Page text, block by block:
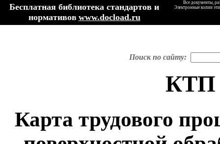
Бесплатная библиотека стандартов и
нормативов www.docload.ru
Все документы,
Электронные копии
Поиск по сайту:
КТП
Карта трудового